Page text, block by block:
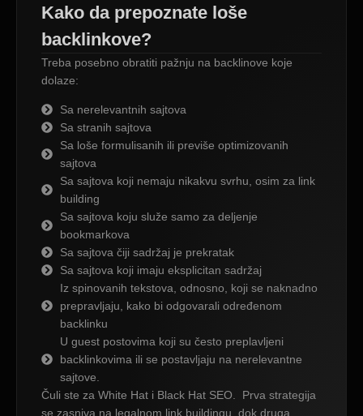
Kako da prepoznate loše
backlinkove?
Treba posebno obratiti pažnju na backlinove koje
dolaze:
Sa nerelevantnih sajtova
Sa stranih sajtova
Sa loše formulisanih ili previše optimizovanih
sajtova
Sa sajtova koji nemaju nikakvu svrhu, osim za link
building
Sa sajtova koju služe samo za deljenje
bookmarkova
Sa sajtova čiji sadržaj je prekratak
Sa sajtova koji imaju eksplicitan sadržaj
Iz spinovanih tekstova, odnosno, koji se naknadno
prepravljaju, kako bi odgovarali određenom
backlinku
U guest postovima koji su često preplavljeni
backlinkovima ili se postavljaju na nerelevantne
sajtove.
Čuli ste za White Hat i Black Hat SEO. Prva strategija
se zasniva na legalnom link buildingu, dok druga